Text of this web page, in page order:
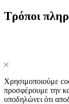
Τρόποι
Χρησιμοποιούμε
προσφέρουμε την
υποδηλώνει ότι